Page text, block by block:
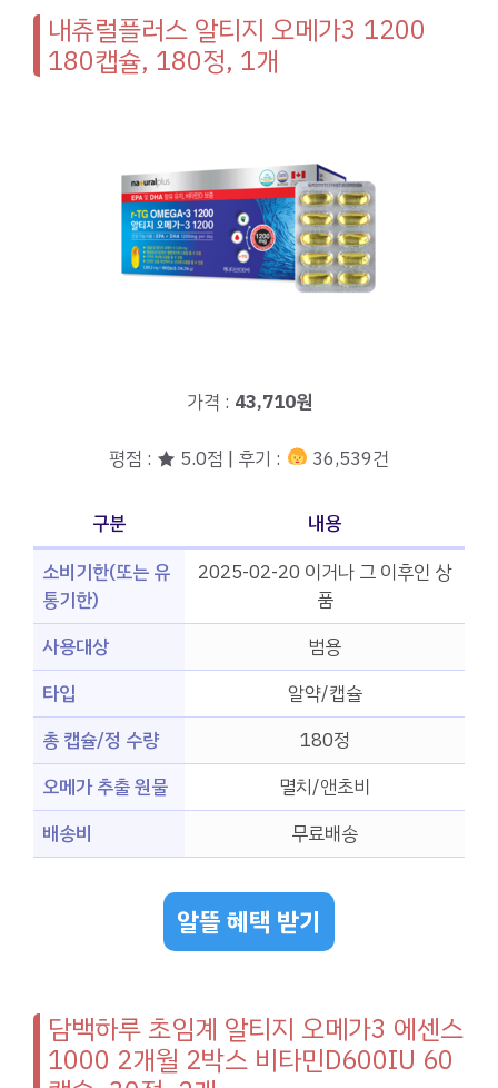
내츄럴플러스 알티지 오메가3 1200
180캡슐, 180정, 1개
가격 : 43,710원
평점 : ★ 5.0점 | 후기 : 36,539건
구분
내용
소비기한(또는 유
통기한)
2025-02-20 이거나 그 이후인 상
품
사용대상
범용
타입
알약/캡슐
총 캡슐/정 수량
180정
오메가 추출 원물
멸치/앤초비
배송비
무료배송
알뜰 혜택 받기
담백하루 초임계 알티지 오메가3 에센스
1000 2개월 2박스 비타민D600IU 60